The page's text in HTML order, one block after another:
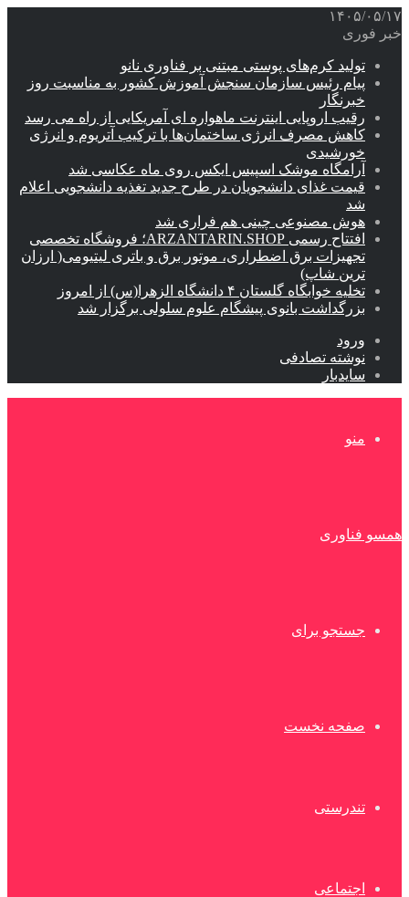
۱۴۰۵/۰۵/۱۷
خبر فوری
تولید کرم‌های پوستی مبتنی بر فناوری نانو
پیام رئیس سازمان سنجش آموزش کشور به مناسبت روز
خبرنگار
رقیب اروپایی اینترنت ماهواره ای آمریکایی از راه می رسد
کاهش مصرف انرژی ساختمان‌ها با ترکیب آتریوم و انرژی
خورشیدی
آرامگاه موشک اسپیس ایکس روی ماه عکاسی شد
قیمت غذای دانشجویان در طرح جدید تغذیه دانشجویی اعلام
شد
هوش مصنوعی چینی هم فراری شد
افتتاح رسمی ARZANTARIN.SHOP؛ فروشگاه تخصصی
تجهیزات برق اضطراری، موتور برق و باتری لیتیومی( ارزان
ترین شاپ)
تخلیه خوابگاه گلستان ۴ دانشگاه الزهرا(س) از امروز
بزرگداشت بانوی پیشگام علوم سلولی برگزار شد
ورود
نوشته تصادفی
سایدبار
منو
همسو فناوری
جستجو برای
صفحه نخست
تندرستی
اجتماعی